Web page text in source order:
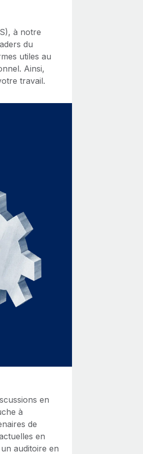
à notre
du
utiles au
Ainsi,
travail.
en
à
de
en
auditoire en